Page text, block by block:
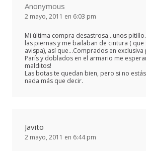
Anonymous
2 mayo, 2011 en 6:03 pm
Mi última compra desastrosa…unos
las piernas y me bailaban de cintura (
avispa), así que…Comprados en exclusiva
París y doblados en el armario me
malditos!
Las botas te quedan bien, pero si no
nada más que decir.
Javito
2 mayo, 2011 en 6:44 pm